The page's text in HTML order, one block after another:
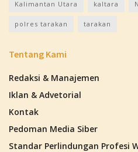
Kalimantan Utara kaltara
polres tarakan tarakan
Tentang Kami
Redaksi & Manajemen
Iklan & Advetorial
Kontak
Pedoman Media Siber
Standar Perlindungan Profesi